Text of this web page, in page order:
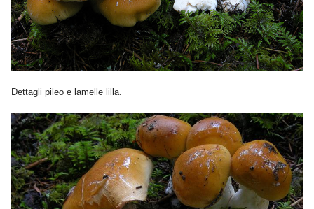
Dettagli pileo e lamelle lilla.